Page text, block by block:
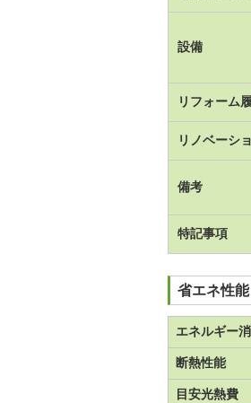
設備
リフォーム
リノベーシ
備考
特記事項
省エネ性能
エネルギー
断熱性能
目安光熱費